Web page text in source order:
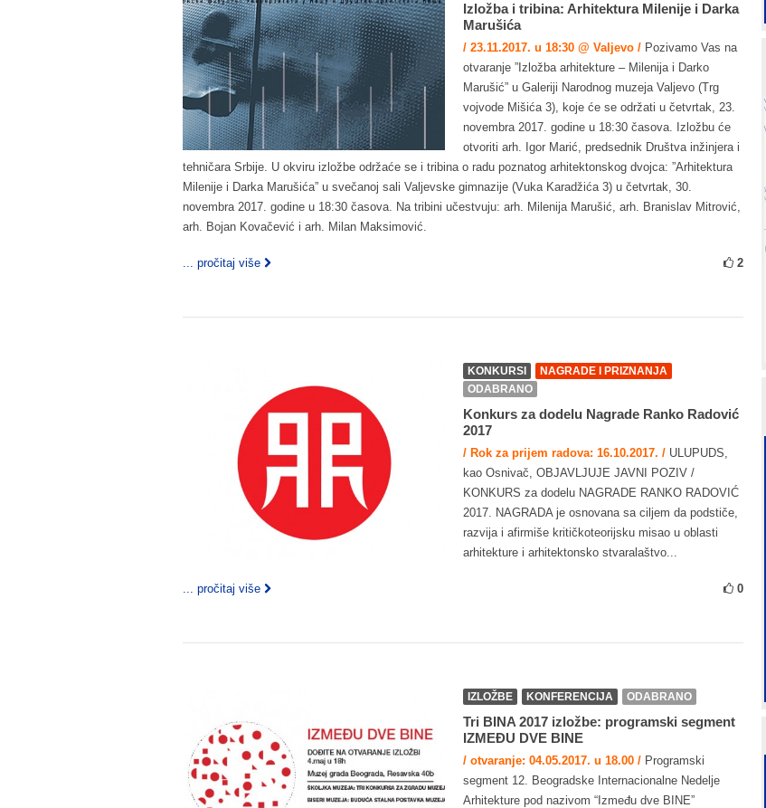
Izložba i tribina: Arhitektura Milenije i Darka
Marušića
/ 23.11.2017. u 18:30 @ Valjevo / Pozivamo Vas na
otvaranje ”Izložba arhitekture – Milenija i Darko
Marušić” u Galeriji Narodnog muzeja Valjevo (Trg
vojvode Mišića 3), koje će se održati u četvrtak, 23.
novembra 2017. godine u 18:30 časova. Izložbu će
otvoriti arh. Igor Marić, predsednik Društva inžinjera i
tehničara Srbije. U okviru izložbe održaće se i tribina o radu poznatog arhitektonskog dvojca: ”Arhitektura
Milenije i Darka Marušića” u svečanoj sali Valjevske gimnazije (Vuka Karadžića 3) u četvrtak, 30.
novembra 2017. godine u 18:30 časova. Na tribini učestvuju: arh. Milenija Marušić, arh. Branislav Mitrović,
arh. Bojan Kovačević i arh. Milan Maksimović.
... pročitaj više 2
KONKURSI
NAGRADE I PRIZNANJA
ODABRANO
Konkurs za dodelu Nagrade Ranko Radović
2017
/ Rok za prijem radova: 16.10.2017. / ULUPUDS,
kao Osnivač, OBJAVLJUJE JAVNI POZIV /
KONKURS za dodelu NAGRADE RANKO RADOVIĆ
2017. NAGRADA je osnovana sa ciljem da podstiče,
razvija i afirmiše kritičkoteorijsku misao u oblasti
arhitekture i arhitektonsko stvaralaštvo...
... pročitaj više 0
IZLOŽBE KONFERENCIJA ODABRANO
Tri BINA 2017 izložbe: programski segment
IZMEĐU DVE BINE
/ otvaranje: 04.05.2017. u 18.00 / Programski
segment 12. Beogradske Internacionalne Nedelje
Arhitekture pod nazivom “Između dve BINE”